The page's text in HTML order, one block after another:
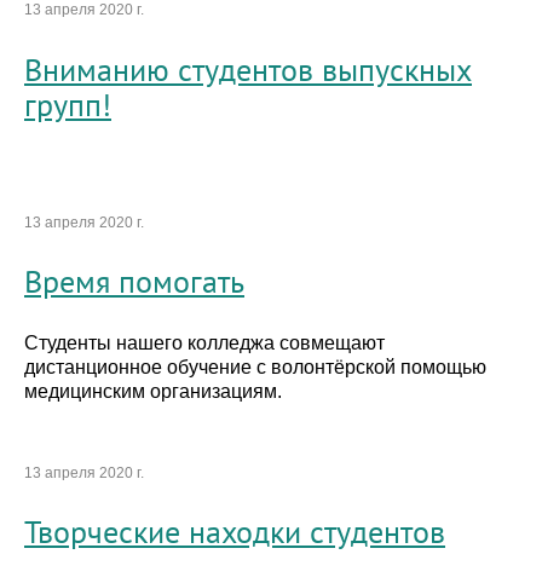
13 апреля 2020 г.
Вниманию студентов выпускных
групп!
13 апреля 2020 г.
Время помогать
Студенты нашего колледжа совмещают
дистанционное обучение с волонтёрской помощью
медицинским организациям.
13 апреля 2020 г.
Творческие находки студентов